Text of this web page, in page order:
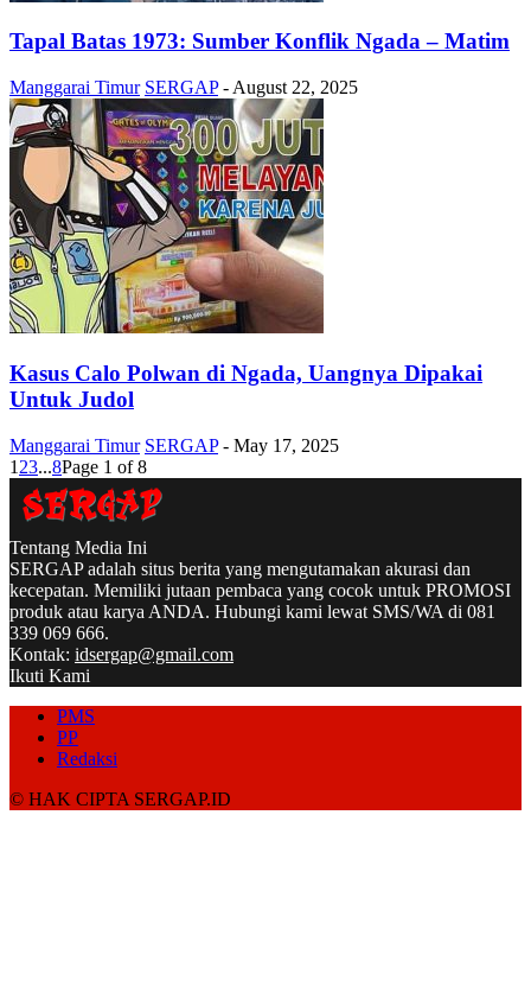
Tapal Batas 1973: Sumber Konflik Ngada – Matim
Manggarai Timur SERGAP - August 22, 2025
Kasus Calo Polwan di Ngada, Uangnya Dipakai
Untuk Judol
Manggarai Timur SERGAP - May 17, 2025
1 23...8Page 1 of 8
Tentang Media Ini
SERGAP adalah situs berita yang mengutamakan akurasi dan
kecepatan. Memiliki jutaan pembaca yang cocok untuk PROMOSI
produk atau karya ANDA. Hubungi kami lewat SMS/WA di 081
339 069 666.
Kontak: idsergap@gmail.com
Ikuti Kami
PMS
PP
Redaksi
© HAK CIPTA SERGAP.ID